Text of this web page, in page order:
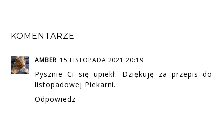
KOMENTARZE
AMBER 15 LISTOPADA 2021 20:19
Pysznie Ci się upiekł. Dziękuję za przepis do
listopadowej Piekarni.
Odpowiedz